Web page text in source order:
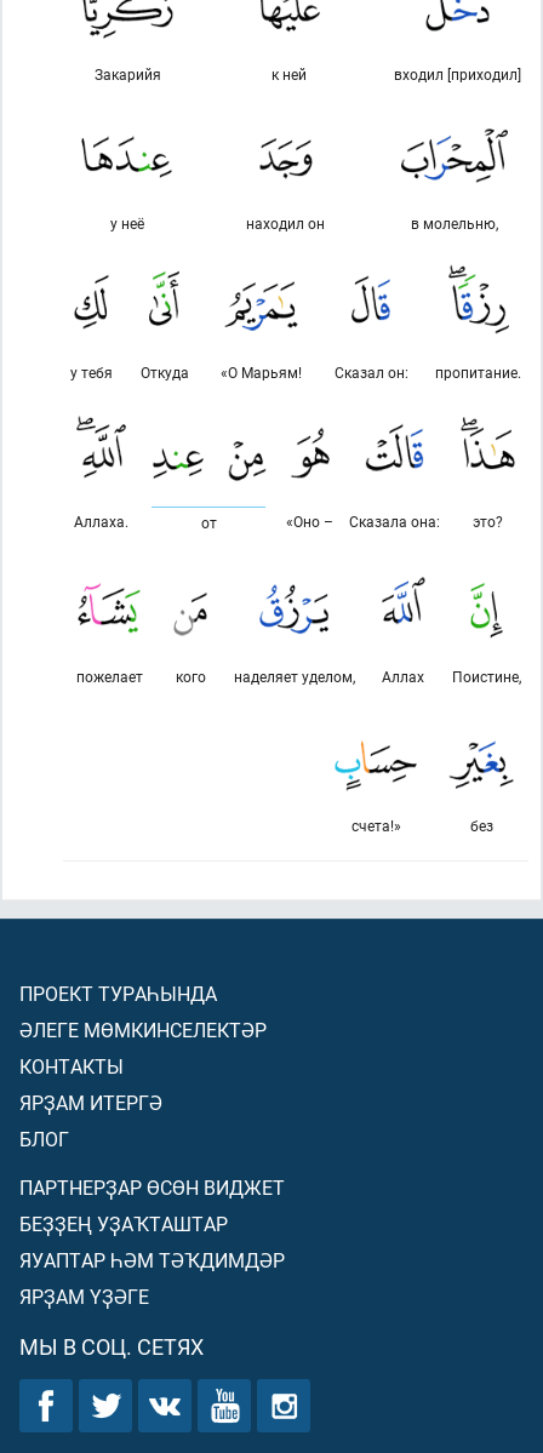
входил [приходил]
к ней
Закарийя
в молельню,
находил он
у неё
пропитание.
Сказал он:
«О Марьям!
Откуда
у тебя
это?
Сказала она:
«Оно –
от
Аллаха.
Поистине,
Аллах
наделяет уделом,
кого
пожелает
без
счета!»
ПРОЕКТ ТУРАҺЫНДА
ӘЛЕГЕ МӨМКИНСЕЛЕКТӘР
КОНТАКТЫ
ЯРҘАМ ИТЕРГӘ
БЛОГ
ПАРТНЕРҘАР ӨСӨН ВИДЖЕТ
БЕҘҘЕҢ УҘАҠТАШТАР
ЯУАПТАР ҺӘМ ТӘҠДИМДӘР
ЯРҘАМ ҮҘӘГЕ
МЫ В СОЦ. СЕТЯХ